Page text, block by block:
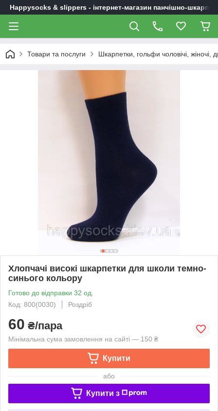
Happysocks & slippers - інтернет-магазин панчішно-
Товари та послуги Шкарпетки, гольфи чоловічі, жіночі,
Хлопчачі високі шкарпетки для школи темно-
синього кольору
Готово до відправки 32 од.
Код: 800(0030)
Роздріб
60 ₴/пара
Мінімальна сума замовлення на сайті — 150 ₴
Купити
або
Купити з